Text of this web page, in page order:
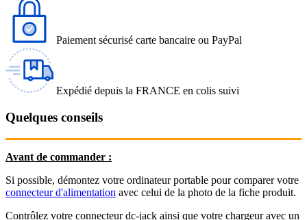
Paiement sécurisé carte bancaire ou PayPal
Expédié depuis la FRANCE en colis suivi
Quelques conseils
Avant de commander :
Si possible, démontez votre ordinateur portable pour comparer votre
connecteur d'alimentation avec celui de la photo de la fiche produit.
Contrôlez votre connecteur dc-jack ainsi que votre chargeur avec un